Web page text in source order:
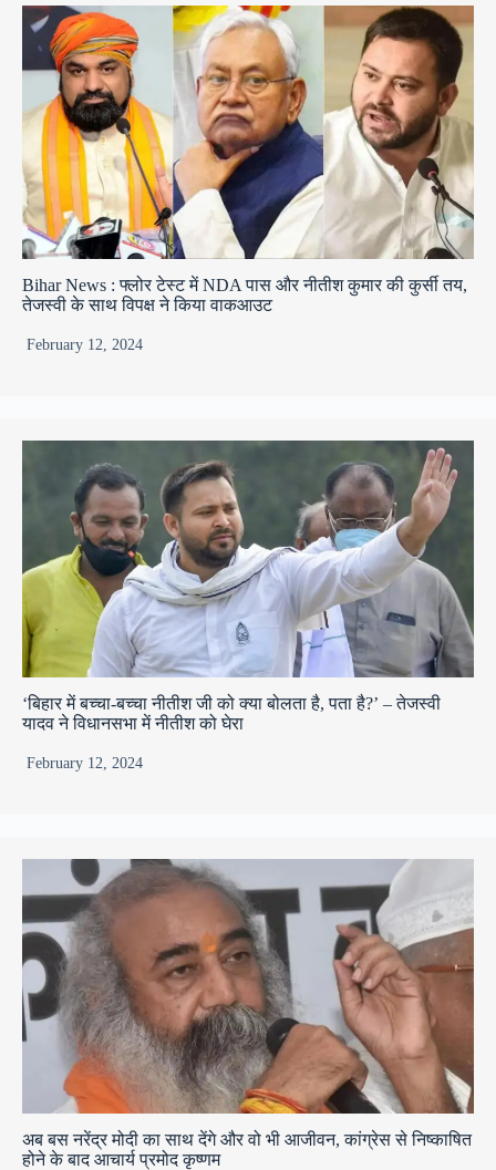
Bihar News : फ्लोर टेस्ट में NDA पास और नीतीश कुमार की कुर्सी तय,
तेजस्वी के साथ विपक्ष ने किया वाकआउट
February 12, 2024
‘बिहार में बच्चा-बच्चा नीतीश जी को क्या बोलता है, पता है?’ – तेजस्वी
यादव ने विधानसभा में नीतीश को घेरा
February 12, 2024
अब बस नरेंद्र मोदी का साथ देंगे और वो भी आजीवन, कांग्रेस से निष्काषित
होने के बाद आचार्य प्रमोद कृष्णम